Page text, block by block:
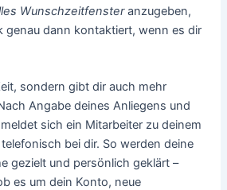
Wunschzeitfensteranzugeben,
genau dann kontaktiert, wenn es dir
sondern gibt dir auch mehr
Angabe deines Anliegens und
sich ein Mitarbeiter zu deinem
bei dir. So werden deine
gezielt und persönlich geklärt –
es um dein Konto, neue